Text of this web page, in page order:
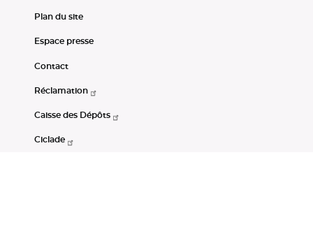
Plan du site
Espace presse
Contact
Réclamation
Caisse des Dépôts
Ciclade